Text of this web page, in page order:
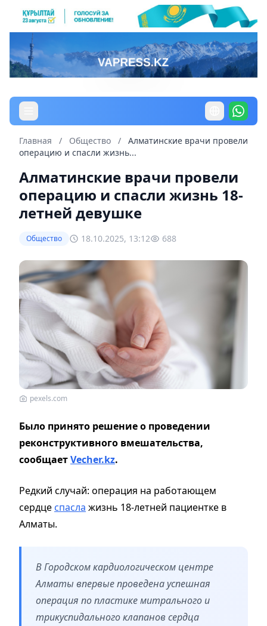
Главная / Общество /
Алматинские врачи провели
операцию и спасли жизнь...
Алматинские врачи провели
операцию и спасли жизнь 18-
летней девушке
Общество 18.10.2025, 13:12 688
pexels.com
Было принято решение о проведении
реконструктивного вмешательства,
сообщаетVecher.kz.
Редкий случай: операция на работающем
сердце спасла жизнь 18-летней пациентке в
Алматы.
В Городском кардиологическом центре
Алматы впервые проведена успешная
операция по пластике митрального и
трикуспидального клапанов сердца